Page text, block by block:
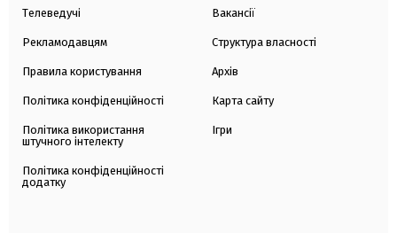
Телеведучі
Рекламодавцям
Правила користування
Політика конфіденційності
Політика використання
штучного інтелекту
Політика конфіденційності
додатку
Вакансії
Структура власності
Архів
Карта сайту
Ігри